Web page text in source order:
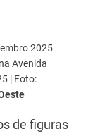
Avenida
| Foto:
de figuras